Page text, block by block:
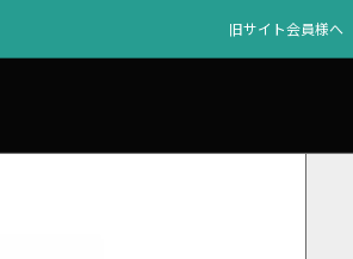
旧サイト会員様へ